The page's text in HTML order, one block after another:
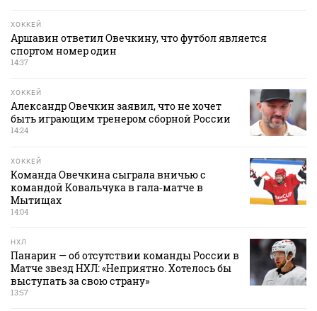
ХОККЕЙ
Аршавин ответил Овечкину, что футбол является
спортом номер один
14:37
ХОККЕЙ
Александр Овечкин заявил, что не хочет
быть играющим тренером сборной России
14:24
ХОККЕЙ
Команда Овечкина сыграла вничью с
командой Ковальчука в гала‑матче в
Мытищах
14:04
НХЛ
Панарин — об отсутствии команды России в
Матче звезд НХЛ: «Неприятно. Хотелось бы
выступать за свою страну»
13:57